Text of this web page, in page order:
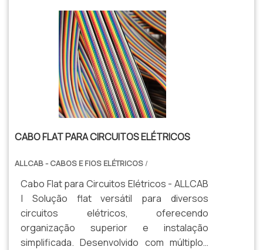
CABO FLAT PARA CIRCUITOS ELÉTRICOS
ALLCAB - CABOS E FIOS ELÉTRICOS /
Cabo Flat para Circuitos Elétricos - ALLCAB
| Solução flat versátil para diversos
circuitos elétricos, oferecendo
organização superior e instalação
simplificada. Desenvolvido com múltiplos